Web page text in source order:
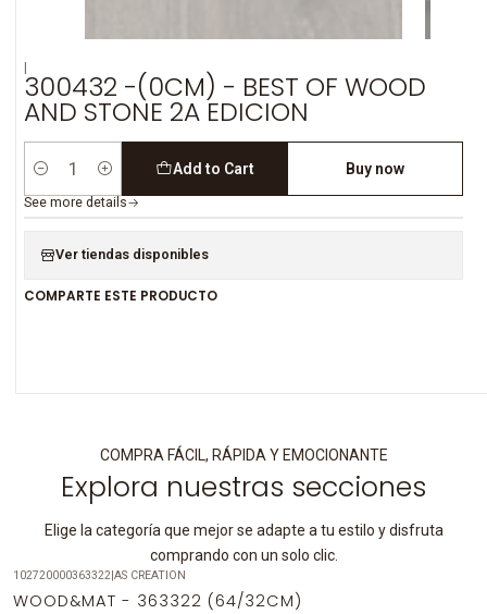
|
300432 -(0CM) - BEST OF WOOD
AND STONE 2A EDICION
Quantity
Add to Cart Buy now
See more details
Ver tiendas disponibles
COMPARTE ESTE PRODUCTO
COMPRA FÁCIL, RÁPIDA Y EMOCIONANTE
Explora nuestras secciones
Elige la categoría que mejor se adapte a tu estilo y disfruta
comprando con un solo clic.
102720000363322| AS CREATION
WOOD&MAT - 363322 (64/32CM)